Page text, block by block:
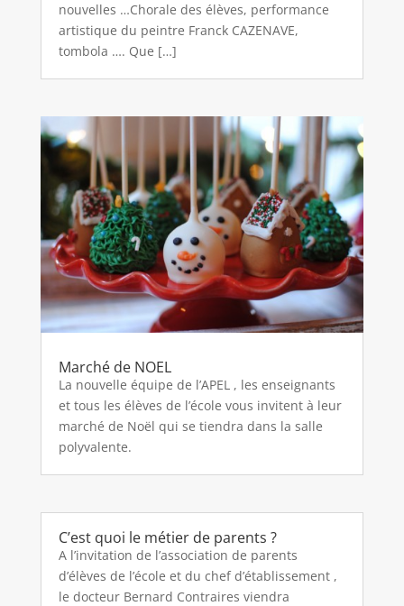
nouvelles …Chorale des élèves, performance
artistique du peintre Franck CAZENAVE,
tombola …. Que […]
Marché de NOEL
La nouvelle équipe de l’APEL , les enseignants
et tous les élèves de l’école vous invitent à leur
marché de Noël qui se tiendra dans la salle
polyvalente.
C’est quoi le métier de parents ?
A l’invitation de l’association de parents
d’élèves de l’école et du chef d’établissement ,
le docteur Bernard Contraires viendra